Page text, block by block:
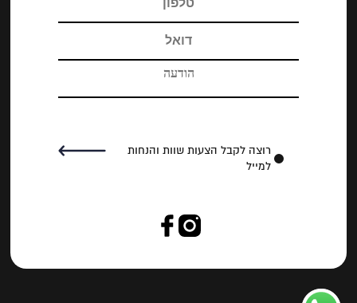
רוצה לקבל הצעות שוות והנחות
למייל